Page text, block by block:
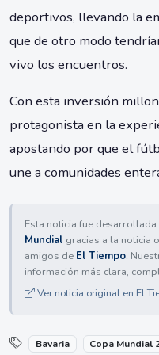
deportivos, llevando la
que de otro modo
vivo los encuentros.
Con esta inversión
protagonista en la
apostando por que el
une a comunidades
Esta noticia fue
Mundial gracias a la noticia
amigos de El Tiempo.
información más clara,
Ver noticia original en El
Bavaria Copa Mundial